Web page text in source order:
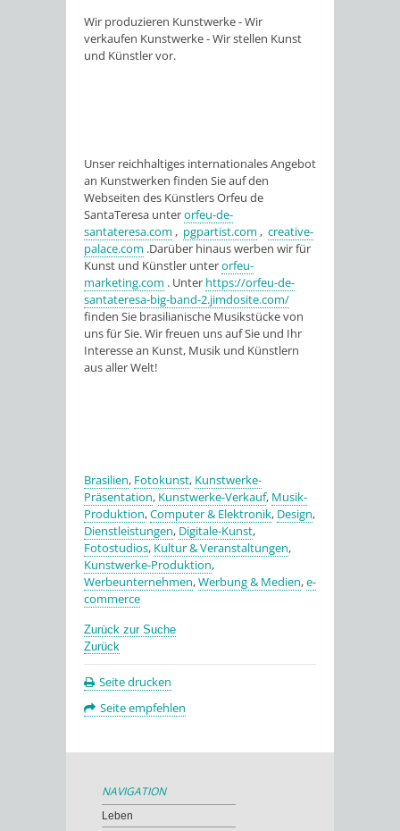
Wir produzieren Kunstwerke - Wir
verkaufen Kunstwerke - Wir stellen Kunst
und Künstler vor.
Unser reichhaltiges internationales Angebot
an Kunstwerken finden Sie auf den
Webseiten des Künstlers Orfeu de
SantaTeresa unterorfeu-de-
santateresa.com , pgpartist.com , creative-
palace.com .Darüber hinaus werben wir für
Kunst und Künstler unterorfeu-
marketing.com . Unter https://orfeu-de-
santateresa-big-band-2.jimdosite.com/
finden Sie brasilianische Musikstücke von
uns für Sie. Wir freuen uns auf Sie und Ihr
Interesse an Kunst, Musik und Künstlern
aus aller Welt!
Brasilien, Fotokunst, Kunstwerke-
Präsentation, Kunstwerke-Verkauf, Musik-
Produktion,Computer & Elektronik, Design,
Dienstleistungen, Digitale-Kunst,
Fotostudios, Kultur & Veranstaltungen,
Kunstwerke-Produktion,
Werbeunternehmen,Werbung & Medien,e-
commerce
Zurück zur Suche
Zurück
Seite drucken
Seite empfehlen
NAVIGATION
Leben